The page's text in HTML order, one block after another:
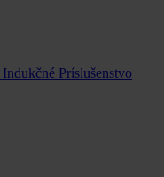
Indukčné Príslušenstvo